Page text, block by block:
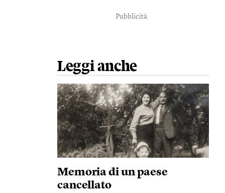
Pubblicità
Leggi anche
Memoria di un paese
cancellato